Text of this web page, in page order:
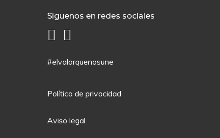
Síguenos en redes sociales
#elvalorquenosune
Política de privacidad
Aviso legal